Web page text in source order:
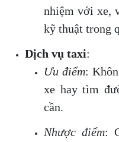
nhiệm với xe,
kỹ thuật trong
Dịch vụ taxi:
Ưu điểm:
xe hay tìm
cần.
Nhược điểm: